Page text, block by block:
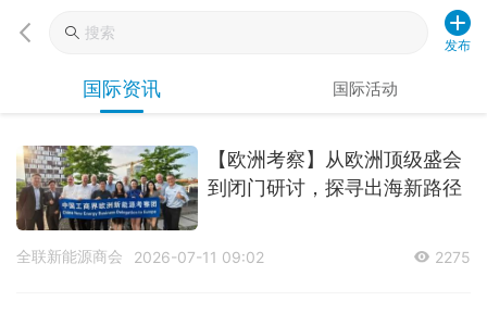
发布
国际资讯 国际活动
【欧洲考察】从欧洲顶级盛会
到闭门研讨，探寻出海新路径
全联新能源商会 2026-07-11 09:02 2275